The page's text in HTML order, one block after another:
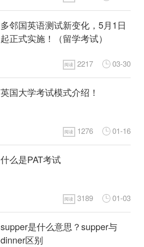
多邻国英语测试新变化，5月1日
起正式实施！（留学考试）
阅读 2217 03-30
英国大学考试模式介绍！
阅读 1276 01-16
什么是PAT考试
阅读 3189 01-03
supper是什么意思？supper与
dinner区别